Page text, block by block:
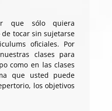
que sólo quiera
tocar sin sujetarse
oficiales. Por
clases para
como en las clases
que usted puede
los objetivos